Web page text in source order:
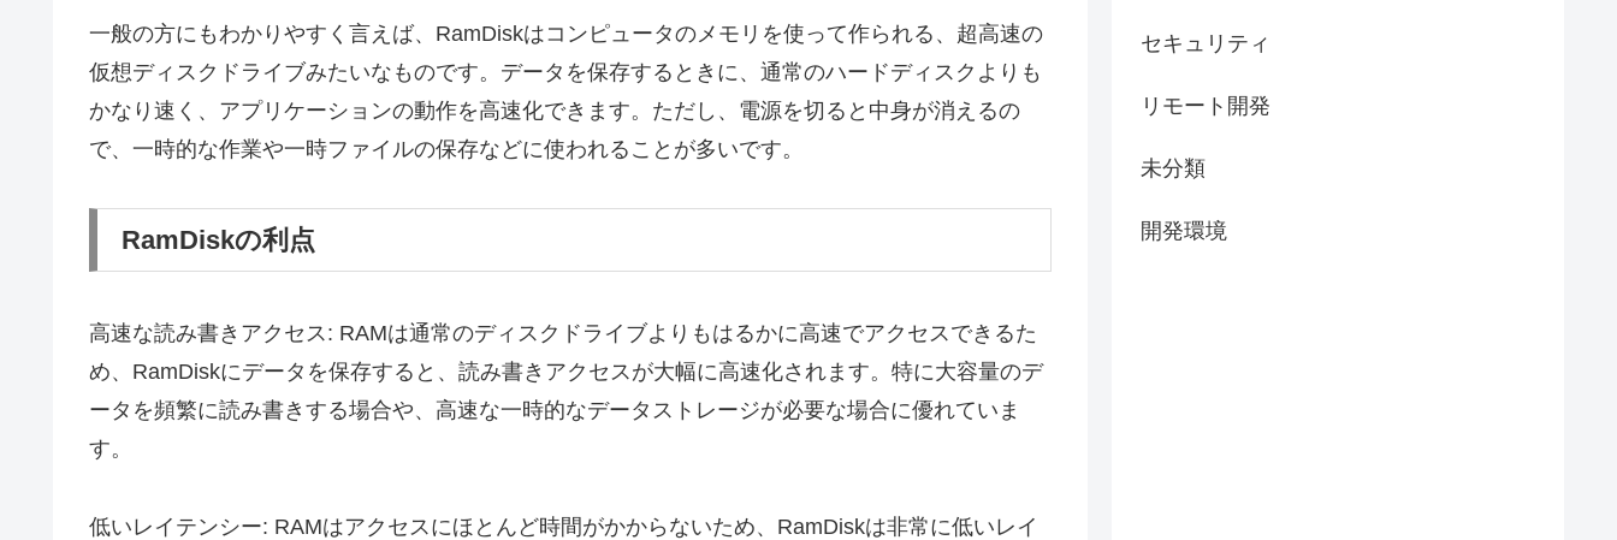
一般の方にもわかりやすく言えば、RamDiskはコンピュータのメモリを使って作られる、超高速の
仮想ディスクドライブみたいなものです。データを保存するときに、通常のハードディスクよりも
かなり速く、アプリケーションの動作を高速化できます。ただし、電源を切ると中身が消えるの
で、一時的な作業や一時ファイルの保存などに使われることが多いです。
RamDiskの利点
高速な読み書きアクセス: RAMは通常のディスクドライブよりもはるかに高速でアクセスできるた
め、RamDiskにデータを保存すると、読み書きアクセスが大幅に高速化されます。特に大容量のデ
ータを頻繁に読み書きする場合や、高速な一時的なデータストレージが必要な場合に優れていま
す。
低いレイテンシー: RAMはアクセスにほとんど時間がかからないため、RamDiskは非常に低いレイ
セキュリティ
リモート開発
未分類
開発環境